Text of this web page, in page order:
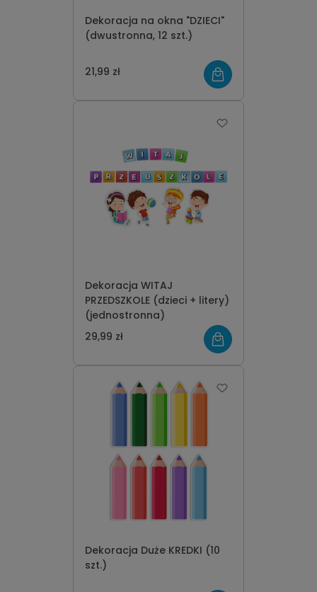
Dekoracja na okna "DZIECI"
(dwustronna, 12 szt.)
21,99 zł
Dekoracja WITAJ
PRZEDSZKOLE (dzieci + litery)
(jednostronna)
29,99 zł
Dekoracja Duże KREDKI (10
szt.)